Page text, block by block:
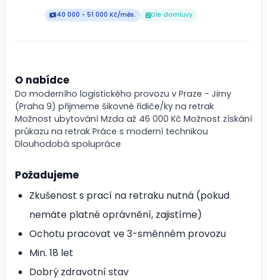
40 000 - 51 000 Kč/měs. Dle domluvy
O nabídce
Do moderního logistického provozu v Praze - Jirny
(Praha 9) přijmeme šikovné řidiče/ky na retrak
Možnost ubytování Mzda až 46 000 Kč Možnost získání
průkazu na retrak Práce s moderní technikou
Dlouhodobá spolupráce
Požadujeme
Zkušenost s prací na retraku nutná (pokud
nemáte platné oprávnění, zajistíme)
Ochotu pracovat ve 3-směnném provozu
Min. 18 let
Dobrý zdravotní stav